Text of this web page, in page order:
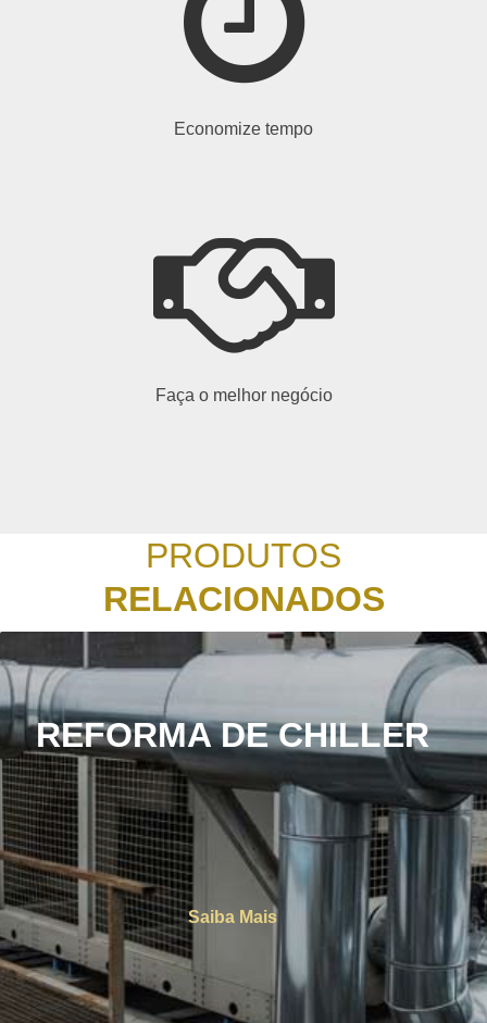
Economize tempo
Faça o melhor negócio
PRODUTOS
RELACIONADOS
REFORMA DE CHILLER
Saiba Mais